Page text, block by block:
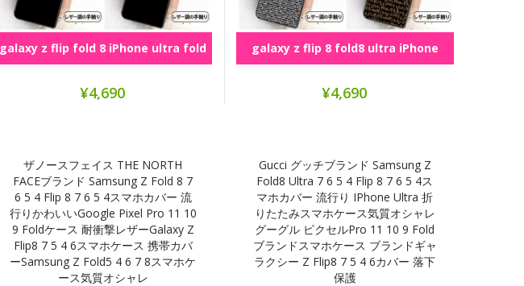
galaxy z flip fold 8 iPhone ultra fold
¥4,690
galaxy z flip 8 fold8 ultra iPhone
¥4,690
ザノースフェイス THE NORTH
FACEブランド Samsung Z Fold 8 7
6 5 4 Flip 8 7 6 5 4スマホカバー 流
行りかわいいGoogle Pixel Pro 11 10
9 Foldケース 耐衝撃レザーGalaxy Z
Flip8 7 5 4 6スマホケース 携帯カバ
ーSamsung Z Fold5 4 6 7 8スマホケ
ース気質オシャレ
Gucci グッチブランド Samsung Z
Fold8 Ultra 7 6 5 4 Flip 8 7 6 5 4ス
マホカバー 流行り IPhone Ultra 折
りたたみスマホケース気質オシャレ
グーグル ピクセルPro 11 10 9 Fold
ブランドスマホケース ブランドギャ
ラクシー Z Flip8 7 5 4 6カバー 落下
保護